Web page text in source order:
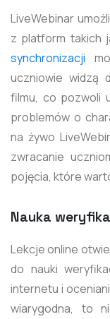
LiveWebinar
z platform takich
synchronizacji
uczniowie widzą
filmu, co pozwoli
problemów o
na żywo
zwracanie
pojęcia, które
Nauka
Lekcje online
do nauki
internetu i
wiarygodna, to